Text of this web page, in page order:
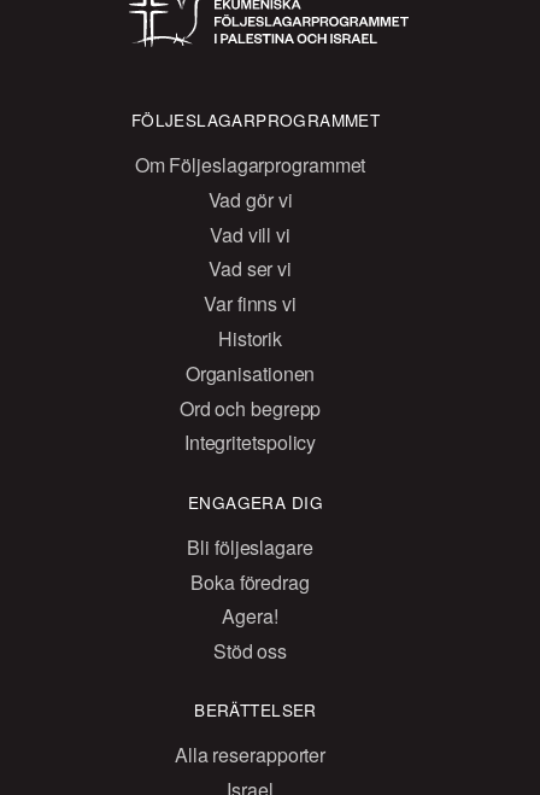
FÖLJESLAGARPROGRAMMET
Om Följeslagarprogrammet
Vad gör vi
Vad vill vi
Vad ser vi
Var finns vi
Historik
Organisationen
Ord och begrepp
Integritetspolicy
ENGAGERA DIG
Bli följeslagare
Boka föredrag
Agera!
Stöd oss
BERÄTTELSER
Alla reserapporter